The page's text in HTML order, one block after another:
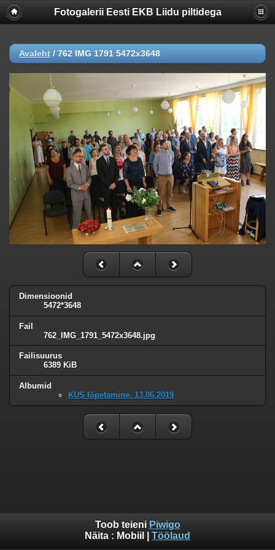
Fotogalerii Eesti EKB Liidu piltidega
Avaleht / 762 IMG 1791 5472x3648
Dimensioonid
5472*3648
Fail
762_IMG_1791_5472x3648.jpg
Failisuurus
6389 KiB
Albumid
KUS lõpetamine, 13.06.2019
Toob teieni Piwigo
Näita : Mobiil Töölaud